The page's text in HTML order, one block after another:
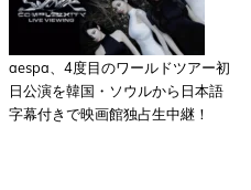
aespa、4度目のワールドツアー初
日公演を韓国・ソウルから日本語
字幕付きで映画館独占生中継！